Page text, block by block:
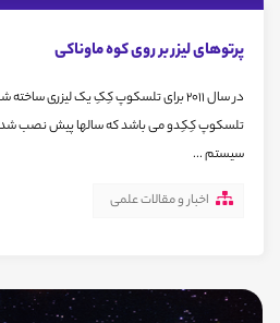
پرتوهای لیزر بر روی کوه ماوناکی
در سال 2011 برای تلسکوپ کِکِ یک لیزری
تلسکوپ کِکِدو می باشد که سالها پیش نصب شده
سیستم ...
اخبار و مقالات علمی